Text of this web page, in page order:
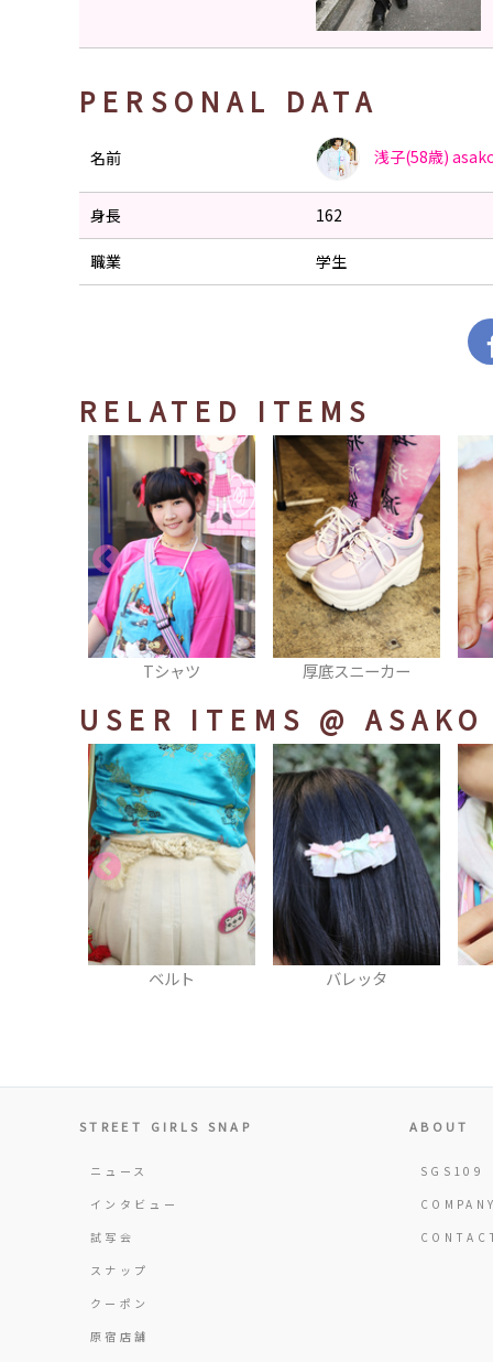
PERSONAL DATA
名前 浅子(58歳)
身長 162
職業 学生
RELATED ITEMS
厚底スニーカー リング
USER ITEMS @ ASAKO
バレッタ バンド(首)
STREET GIRLS SNAP
ニュース
インタビュー
試写会
スナップ
クーポン
原宿店舗
ABOUT
SGS109